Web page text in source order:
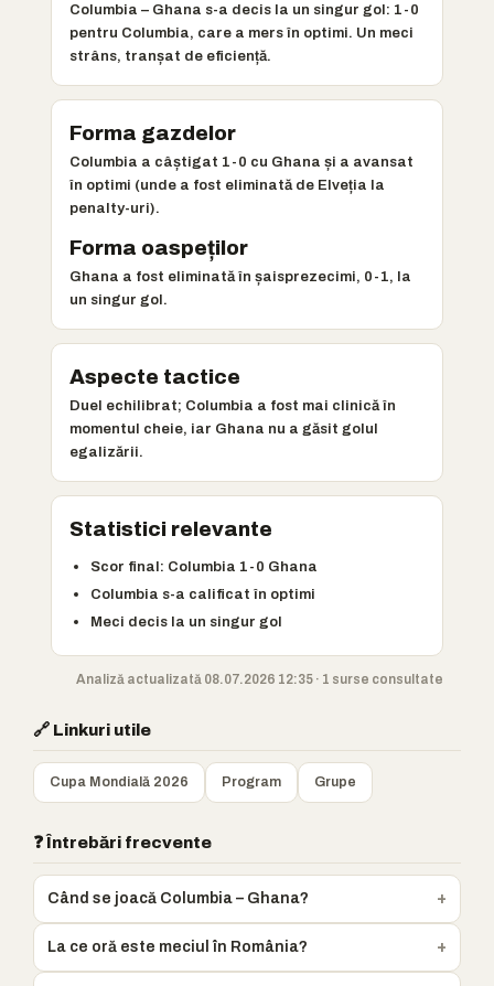
Columbia – Ghana s-a decis la un singur gol: 1-0
pentru Columbia, care a mers în optimi. Un meci
strâns, tranșat de eficiență.
Forma gazdelor
Columbia a câștigat 1-0 cu Ghana și a avansat
în optimi (unde a fost eliminată de Elveția la
penalty-uri).
Forma oaspeților
Ghana a fost eliminată în șaisprezecimi, 0-1, la
un singur gol.
Aspecte tactice
Duel echilibrat; Columbia a fost mai clinică în
momentul cheie, iar Ghana nu a găsit golul
egalizării.
Statistici relevante
Scor final: Columbia 1-0 Ghana
Columbia s-a calificat în optimi
Meci decis la un singur gol
Analiză actualizată 08.07.2026 12:35 · 1 surse consultate
🔗 Linkuri utile
Cupa Mondială 2026 Program Grupe
❓ Întrebări frecvente
Când se joacă Columbia – Ghana?
La ce oră este meciul în România?